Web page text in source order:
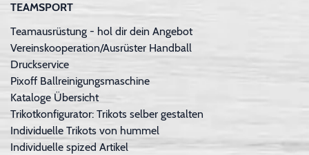
TEAMSPORT
Teamausrüstung - hol dir dein Angebot
Vereinskooperation/Ausrüster Handball
Druckservice
Pixoff Ballreinigungsmaschine
Kataloge Übersicht
Trikotkonfigurator: Trikots selber gestalten
Individuelle Trikots von hummel
Individuelle spized Artikel